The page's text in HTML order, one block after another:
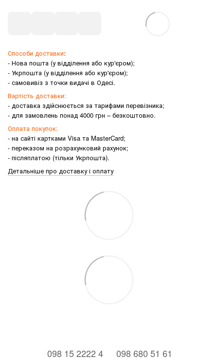
Способи доставки:
- Нова пошта (у відділення або кур'єром);
- Укрпошта (у відділення або кур'єром);
- самовивіз з точки видачі в Одесі.
Вартість доставки:
- доставка здійснюється за тарифами перевізника;
- для замовлень понад 4000 грн – безкоштовно.
Оплата покупок:
- на сайті картками Visa та MasterCard;
- переказом на розрахунковий рахунок;
- післяплатою (тільки Укрпошта).
Детальніше про доставку і оплату
⠀098 15 2222 4 ⠀098 680 51 61